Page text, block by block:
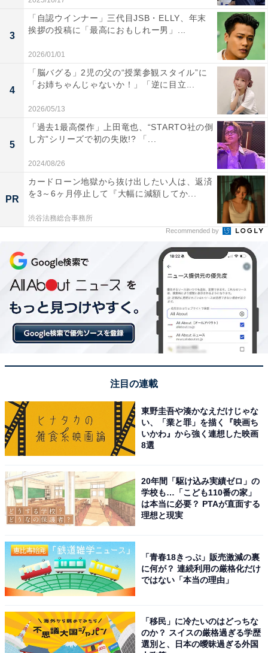
3
「自認ウインナー」三代目JSB・ELLY、年末
挨拶の投稿に「最高におもしれー男」...
2026/01/01
4
「脳バグる」2児の父の“授業参観スタイル”に
「お姉ちゃんじゃないか！」「逆に目立...
2026/05/13
5
「過去1最高傑作」上田竜也、“STARTO社の倒
し方”シリーズで初の失敗!? 「...
2024/08/26
PR
カードローン地獄から抜け出したい人は、返済
を3～6ヶ月停止して『大幅に減額してか...
渋谷法務総合事務所
Recommended by
注目の連載
東野圭吾や湊かなえだけじゃな
い、「業と罪」を描く『映画ち
いかわ』から強く連想した映画
8選
20年間「駆け込み実績ゼロ」の
学校も…「こども110番の家」
は本当に必要？ PTAが直面する
理想と現実
「青春18きっぷ」販売激減の裏
に何が？ 連続利用の厳格化だけ
ではない「本当の理由」
「移民」に冷たいのはどっちな
のか？ スイスの厳格過ぎる学歴
選別と、日本の曖昧過ぎる外国